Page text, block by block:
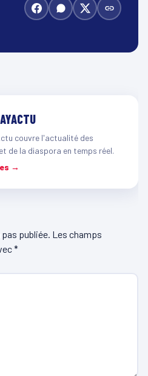
couvre l'actualité des
de la diaspora en temps réel.
→
publiée. Les champs
*